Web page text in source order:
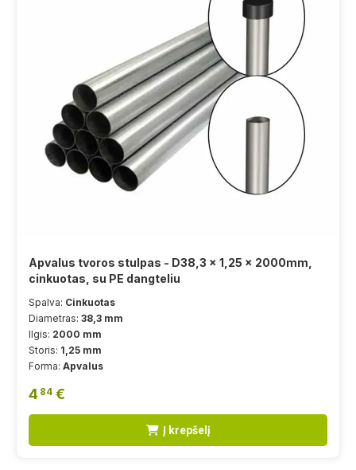
Apvalus tvoros stulpas - D38,3 x 1,25 x 2000mm,
cinkuotas, su PE dangteliu
Spalva: Cinkuotas
Diametras: 38,3 mm
Ilgis: 2000 mm
Storis: 1,25 mm
Forma: Apvalus
4 84 €
Į krepšelį